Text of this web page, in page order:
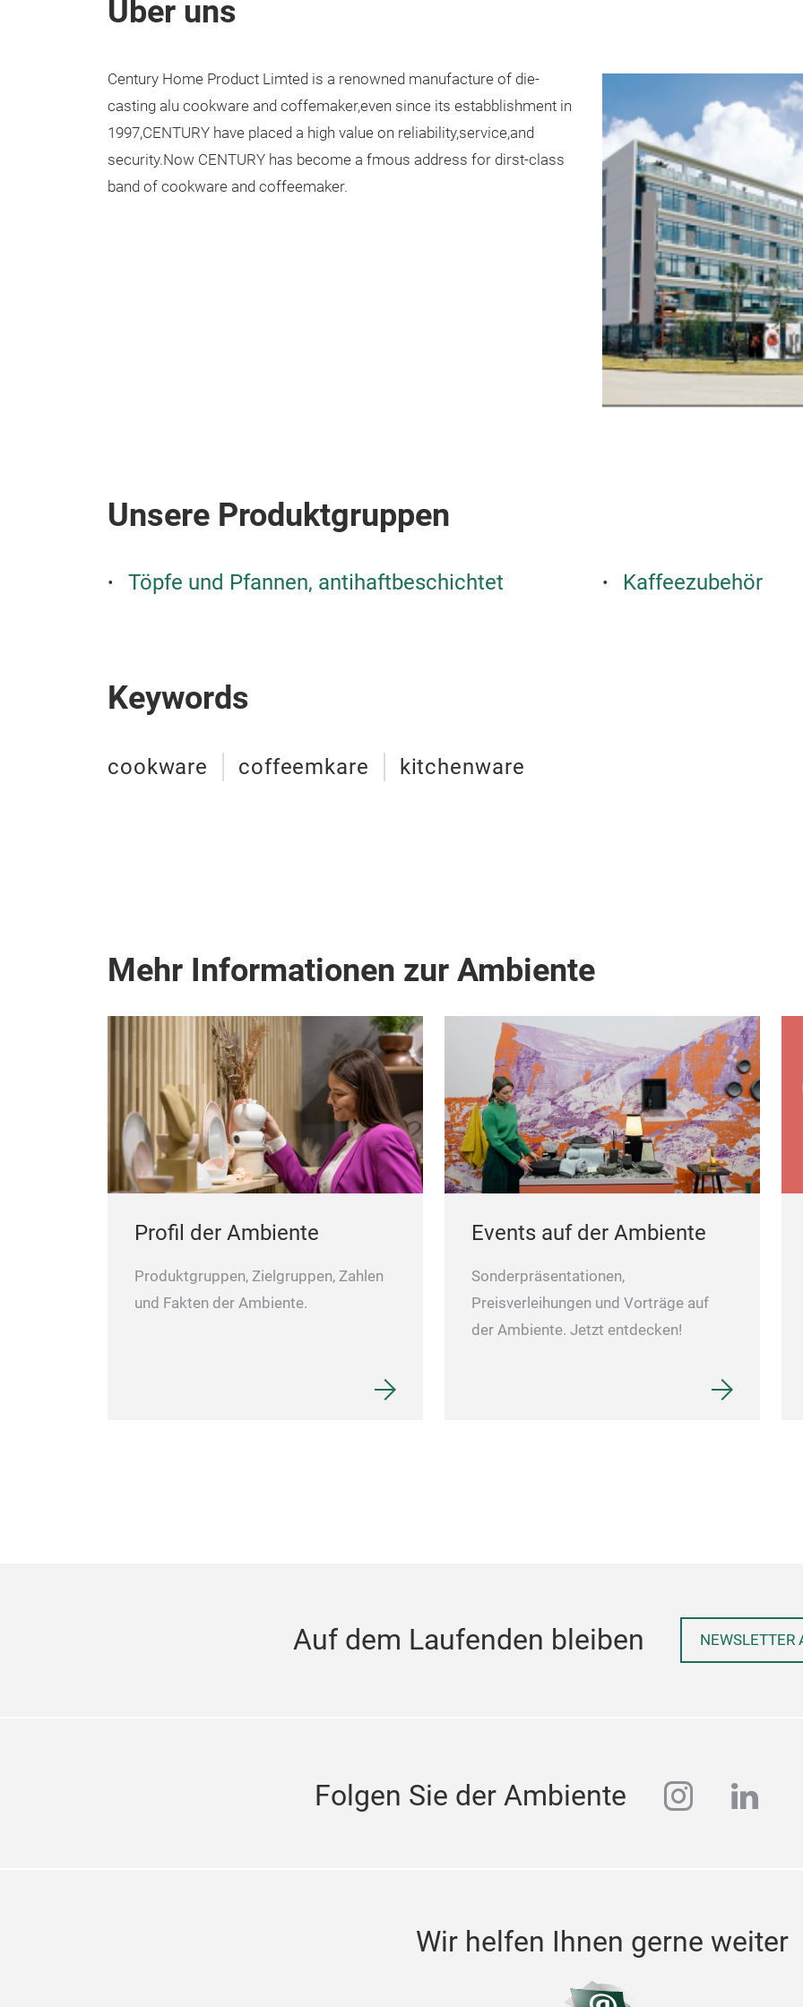
Über uns
Century Home Product Limted is a renowned manufacture of die-
casting alu cookware and coffemaker,even since its estabblishment in
1997,CENTURY have placed a high value on reliability,service,and
security.Now CENTURY has become a fmous address for dirst-class
band of cookware and coffeemaker.
Unsere Produktgruppen
Töpfe und Pfannen, antihaftbeschichtet Kaffeezubehör
Keywords
cookware coffeemkare kitchenware
Mehr Informationen zur Ambiente
Profil der Ambiente
Produktgruppen, Zielgruppen, Zahlen
und Fakten der Ambiente.
Events auf der Ambiente
Sonderpräsentationen,
Preisverleihungen und Vorträge auf
der Ambiente. Jetzt entdecken!
Auf dem Laufenden bleiben NEWSLETTER
Folgen Sie der Ambiente
Wir helfen Ihnen gerne weiter